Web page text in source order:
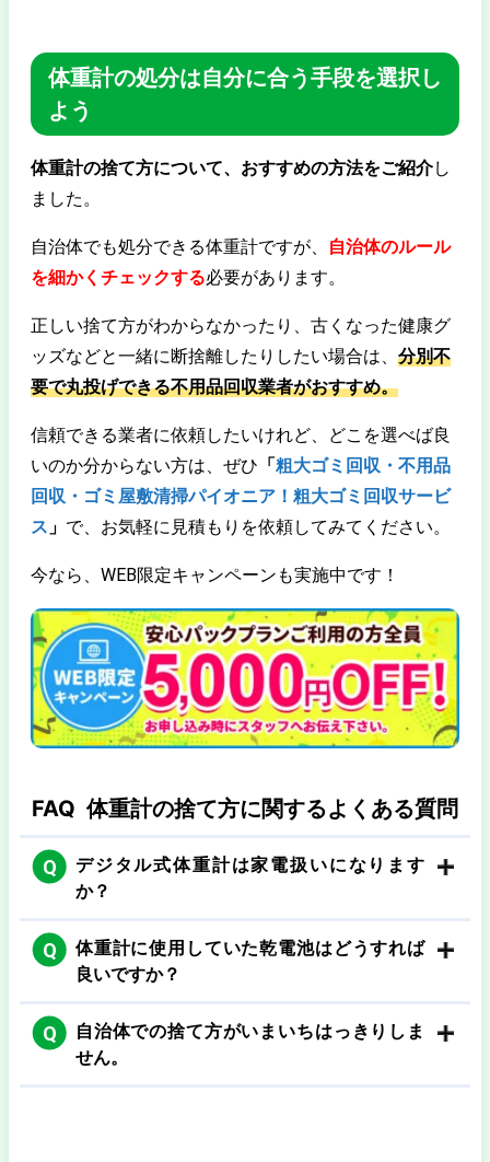
体重計の処分は自分に合う手段を選択し
よう
体重計の捨て方について、おすすめの方法をご紹介し
ました。
自治体でも処分できる体重計ですが、
自治体のルール
を細かくチェックする必要があります。
正しい捨て方がわからなかったり、古くなった健康グ
ッズなどと一緒に断捨離したりしたい場合は、 分別不
要で丸投げできる不用品回収業者がおすすめ。
信頼できる業者に依頼したいけれど、どこを選べば良
いのか分からない方は、ぜひ 「 粗大ゴミ回収・不用品
回収・ゴミ屋敷清掃パイオニア！粗大ゴミ回収サービ
ス 」 で、お気軽に見積もりを依頼してみてください。
今なら、WEB限定キャンペーンも実施中です！
FAQ 体重計の捨て方に関するよくある質問
Q
デジタル式体重計は家電扱いになります
か？
Q
体重計に使用していた乾電池はどうすれば
良いですか？
Q
自治体での捨て方がいまいちはっきりしま
せん。